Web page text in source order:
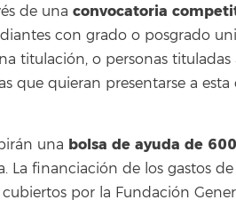
de una convocatoria
con grado o posgrado
titulación, o personas
que quieran presentarse a
una bolsa de ayuda de
La financiación de los gastos
por la Fundación